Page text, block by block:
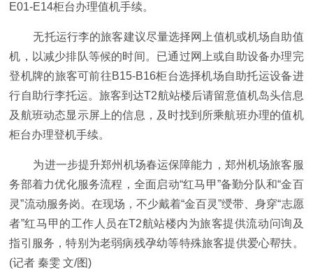
E01-E14柜台办理值机手续。
无托运行李的旅客建议尽量选择网上值机或机场自助值
机，以减少排队等候的时间。已通过网上或自助设备办理完
登机牌的旅客可前往B15-B16柜台选择机场自助托运设备进
行自助行李托运。旅客到达T2航站楼后请留意值机岛头信息
及航班动态显示屏上的信息，及时找到所乘航班办理的值机
柜台办理登机手续。
为进一步提升郑州机场春运保障能力，郑州机场旅客服
务部着力优化服务流程，全面启动“红马甲”备勤分队和“金百
灵”流动服务岗。在现场，不少戴着“金百灵”绶带、身穿“志愿
者”红马甲的工作人员在T2航站楼内为旅客提供流动问询及
指引服务，特别为老弱病残孕幼等特殊旅客提供爱心帮扶。
(记者 秦雯 文/图)